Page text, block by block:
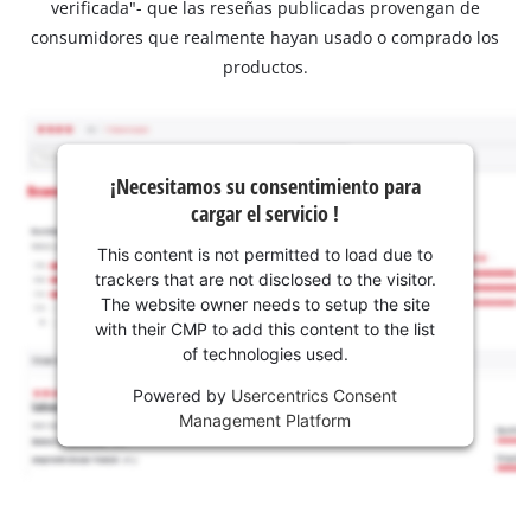
verificada"- que las reseñas publicadas provengan de
consumidores que realmente hayan usado o comprado los
productos.
¡Necesitamos su consentimiento para
cargar el servicio !
This content is not permitted to load due to
trackers that are not disclosed to the visitor.
The website owner needs to setup the site
with their CMP to add this content to the list
of technologies used.
Powered by Usercentrics Consent
Management Platform